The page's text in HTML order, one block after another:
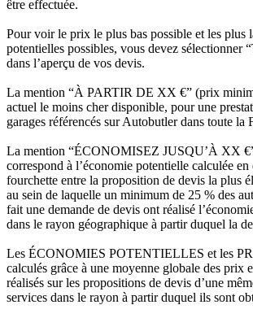
être effectuée.
Pour voir le prix le plus bas possible et les plus
potentielles possibles, vous devez sélectionner
dans l’aperçu de vos devis.
La mention “À PARTIR DE XX €” (prix
actuel le moins cher disponible, pour une
garages référencés sur Autobutler dans toute la
La mention “ÉCONOMISEZ JUSQU’À XX
correspond à l’économie potentielle calculée en
fourchette entre la proposition de devis la plus
au sein de laquelle un minimum de 25 % des
fait une demande de devis ont réalisé
dans le rayon géographique à partir duquel la
Les ÉCONOMIES POTENTIELLES et les
calculés grâce à une moyenne globale des prix
réalisés sur les propositions de devis d’une
services dans le rayon à partir duquel ils sont